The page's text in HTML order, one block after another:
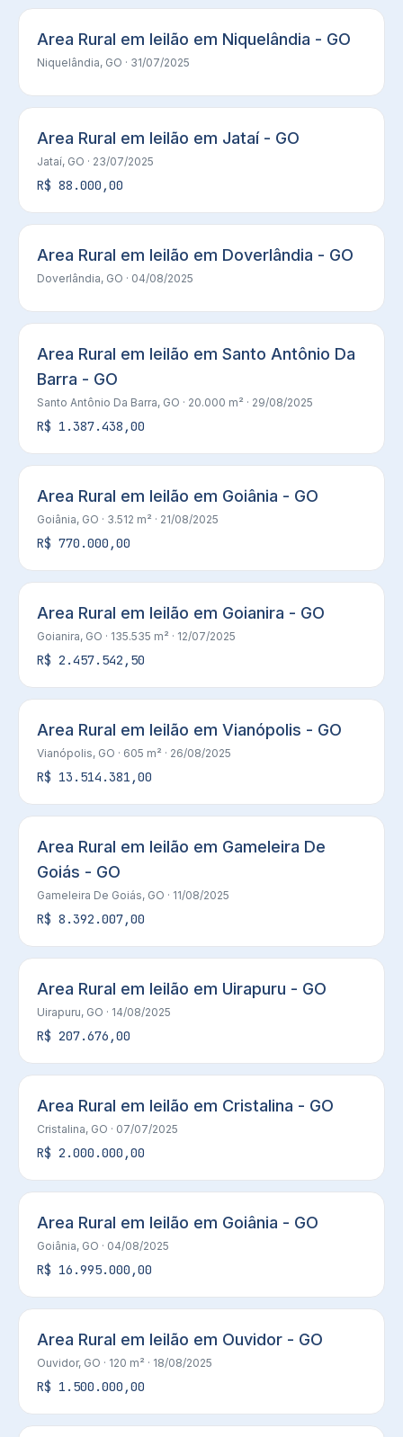
Area Rural em leilão em Niquelândia - GO
Niquelândia, GO · 31/07/2025
Area Rural em leilão em Jataí - GO
Jataí, GO · 23/07/2025
R$ 88.000,00
Area Rural em leilão em Doverlândia - GO
Doverlândia, GO · 04/08/2025
Area Rural em leilão em Santo Antônio Da
Barra - GO
Santo Antônio Da Barra, GO · 20.000 m² · 29/08/2025
R$ 1.387.438,00
Area Rural em leilão em Goiânia - GO
Goiânia, GO · 3.512 m² · 21/08/2025
R$ 770.000,00
Area Rural em leilão em Goianira - GO
Goianira, GO · 135.535 m² · 12/07/2025
R$ 2.457.542,50
Area Rural em leilão em Vianópolis - GO
Vianópolis, GO · 605 m² · 26/08/2025
R$ 13.514.381,00
Area Rural em leilão em Gameleira De
Goiás - GO
Gameleira De Goiás, GO · 11/08/2025
R$ 8.392.007,00
Area Rural em leilão em Uirapuru - GO
Uirapuru, GO · 14/08/2025
R$ 207.676,00
Area Rural em leilão em Cristalina - GO
Cristalina, GO · 07/07/2025
R$ 2.000.000,00
Area Rural em leilão em Goiânia - GO
Goiânia, GO · 04/08/2025
R$ 16.995.000,00
Area Rural em leilão em Ouvidor - GO
Ouvidor, GO · 120 m² · 18/08/2025
R$ 1.500.000,00